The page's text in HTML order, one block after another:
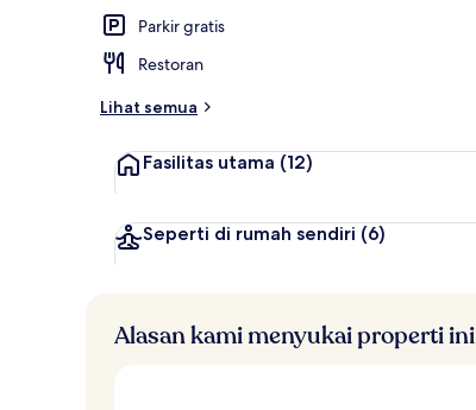
Parkir gratis
Restoran
Lihat semua
Fasilitas utama (12)
Seperti di rumah sendiri (6)
Alasan kami menyukai properti ini